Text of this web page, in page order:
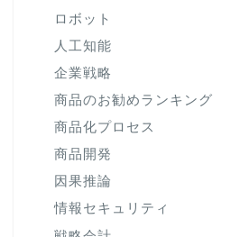
ロボット
人工知能
企業戦略
商品のお勧めランキング
商品化プロセス
商品開発
因果推論
情報セキュリティ